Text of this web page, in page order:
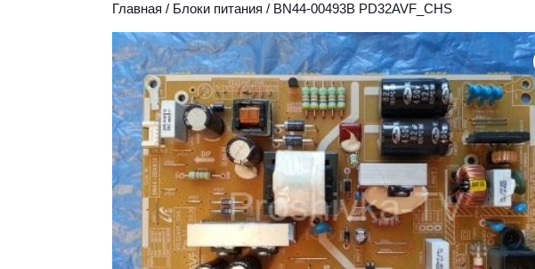
Главная / Блоки питания / BN44-00493B PD32AVF_CHS